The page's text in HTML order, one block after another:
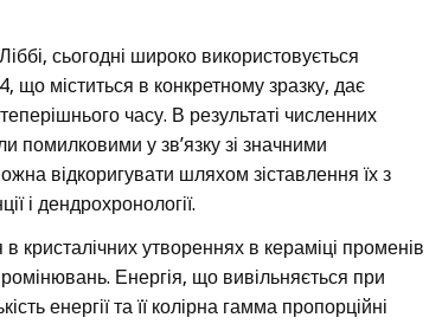
сьогодні широко використовується
міститься в конкретному зразку, дає
часу. В результаті численних
помилковими у зв’язку зі значними
відкоригувати шляхом зіставлення їх з
і дендрохронології.
утвореннях в кераміці променів
Енергія, що вивільняється при
енергії та її колірна гамма пропорційні